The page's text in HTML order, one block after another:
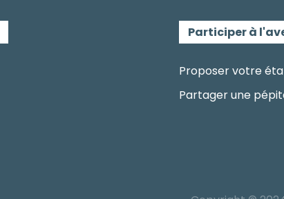
Participer à
Proposer votre
Partager une